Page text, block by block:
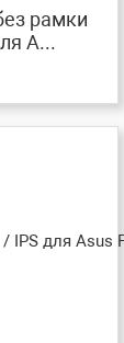
рамки
A...